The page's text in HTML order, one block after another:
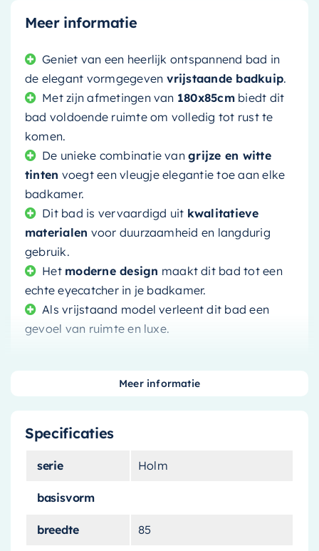
Meer informatie
Geniet van een heerlijk ontspannend bad in
de elegant vormgegeven vrijstaande badkuip.
Met zijn afmetingen van 180x85cmbiedt dit
bad voldoende ruimte om volledig tot rust te
komen.
De unieke combinatie vangrijze en witte
tinten voegt een vleugje elegantie toe aan elke
badkamer.
Dit bad is vervaardigd uit kwalitatieve
materialen voor duurzaamheid en langdurig
gebruik.
Het moderne design maakt dit bad tot een
echte eyecatcher in je badkamer.
Als vrijstaand model verleent dit bad een
gevoel van ruimte en luxe.
badervaring met onze
bad, ontworpen voor degenen die waarde
badkamerrituelen naar een hoger niveau tillen.
Design ontmoet comfort
Specificaties
serie Holm
basisvorm
breedte 85
Meer informatie